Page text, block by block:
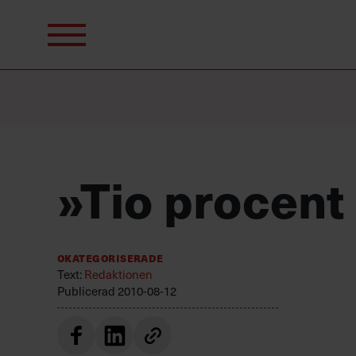
efter:
»Tio
Okategoriserade
Text:Redaktionen
Publicerad 2010-08-12